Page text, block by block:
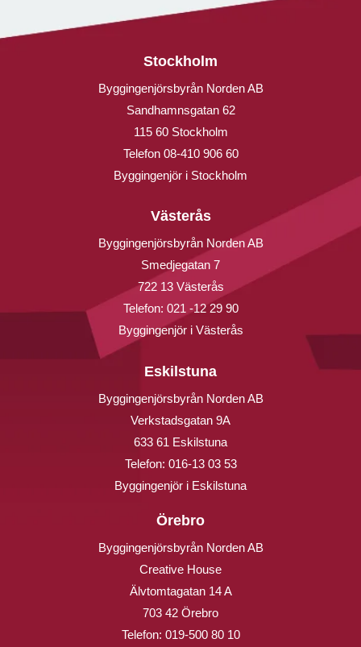
Stockholm
Byggingenjörsbyrån Norden AB
Sandhamnsgatan 62
115 60 Stockholm
Telefon 08-410 906 60
Byggingenjör i Stockholm
Västerås
Byggingenjörsbyrån Norden AB
Smedjegatan 7
722 13 Västerås
Telefon: 021 -12 29 90
Byggingenjör i Västerås
Eskilstuna
Byggingenjörsbyrån Norden AB
Verkstadsgatan 9A
633 61 Eskilstuna
Telefon: 016-13 03 53
Byggingenjör i Eskilstuna
Örebro
Byggingenjörsbyrån Norden AB
Creative House
Älvtomtagatan 14 A
703 42 Örebro
Telefon: 019-500 80 10